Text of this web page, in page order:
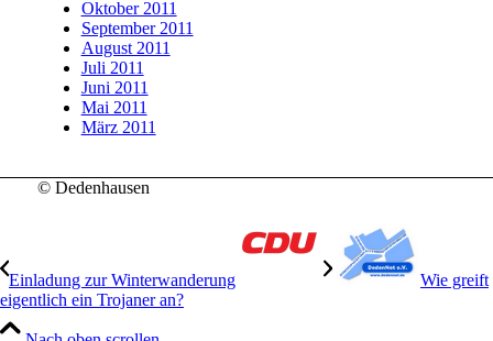
Oktober 2011
September 2011
August 2011
Juli 2011
Juni 2011
Mai 2011
März 2011
© Dedenhausen
Einladung zur Winterwanderung
Wie greift
eigentlich ein Trojaner an?